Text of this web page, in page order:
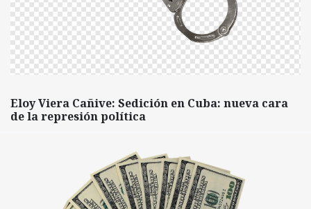
Eloy Viera Cañive: Sedición en Cuba: nueva cara
de la represión política